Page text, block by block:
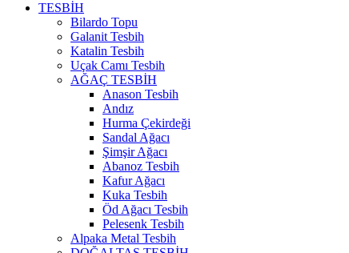
TESBİH
Bilardo Topu
Galanit Tesbih
Katalin Tesbih
Uçak Camı Tesbih
AĞAÇ TESBİH
Anason Tesbih
Andız
Hurma Çekirdeği
Sandal Ağacı
Şimşir Ağacı
Abanoz Tesbih
Kafur Ağacı
Kuka Tesbih
Öd Ağacı Tesbih
Pelesenk Tesbih
Alpaka Metal Tesbih